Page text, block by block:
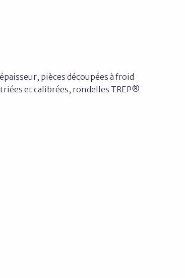
pièces découpées à froid
et calibrées, rondelles TREP®